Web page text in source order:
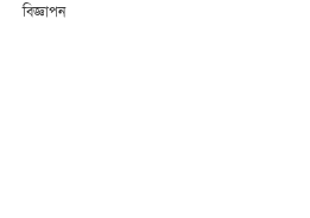
বিজ্ঞাপন